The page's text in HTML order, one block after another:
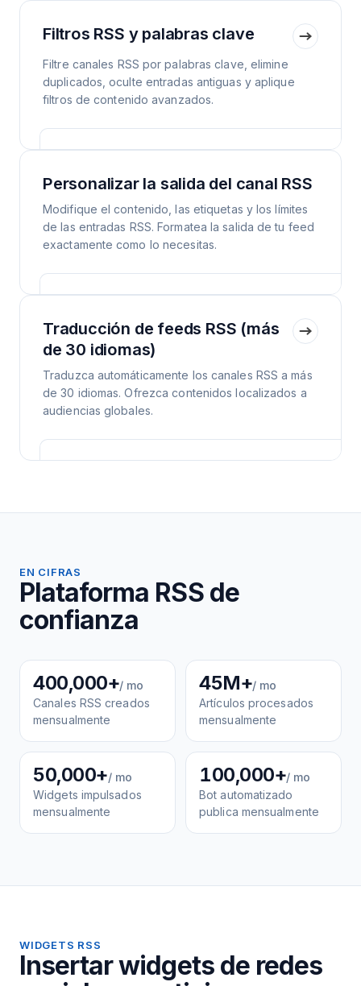
Filtros RSS y palabras clave
Filtre canales RSS por palabras clave, elimine
duplicados, oculte entradas antiguas y aplique
filtros de contenido avanzados.
Personalizar la salida del canal RSS
Modifique el contenido, las etiquetas y los límites
de las entradas RSS. Formatea la salida de tu feed
exactamente como lo necesitas.
Traducción de feeds RSS (más
de 30 idiomas)
Traduzca automáticamente los canales RSS a más
de 30 idiomas. Ofrezca contenidos localizados a
audiencias globales.
EN CIFRAS
Plataforma RSS de
confianza
400,000+/ mo
Canales RSS creados
mensualmente
45M+/ mo
Artículos procesados
mensualmente
50,000+/ mo
Widgets impulsados
mensualmente
100,000+/ mo
Bot automatizado
publica mensualmente
WIDGETS RSS
Insertar widgets de redes